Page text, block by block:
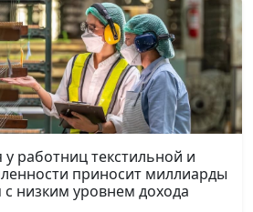
работниц текстильной и
приносит миллиарды
низким уровнем дохода